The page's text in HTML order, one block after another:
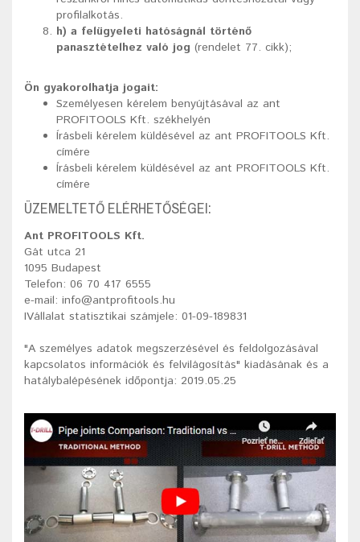
profilalkotás.
h) a felügyeleti hatóságnál történő
panasztételhez való jog (rendelet 77. cikk);
Ön gyakorolhatja jogait:
Személyesen kérelem benyújtásával az ant
PROFITOOLS Kft. székhelyén
Írásbeli kérelem küldésével az ant PROFITOOLS Kft.
címére
Írásbeli kérelem küldésével az ant PROFITOOLS Kft.
címére
ÜZEMELTETŐ ELÉRHETŐSÉGEI:
Ant PROFITOOLS Kft.
Gát utca 21
1095 Budapest
Telefon: 06 70 417 6555
e-mail: info@antprofitools.hu
IVállalat statisztikai számjele: 01-09-189831
"A személyes adatok megszerzésével és feldolgozásával
kapcsolatos információk és felvilágosítás" kiadásának és a
hatálybalépésének időpontja: 2019.05.25